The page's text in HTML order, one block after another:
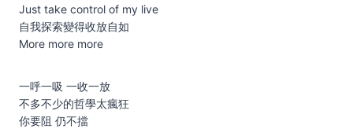
Just take control of my live
自我探索變得收放自如
More more more
一呼一吸 一收一放
不多不少的哲學太瘋狂
你要阻 仍不擋